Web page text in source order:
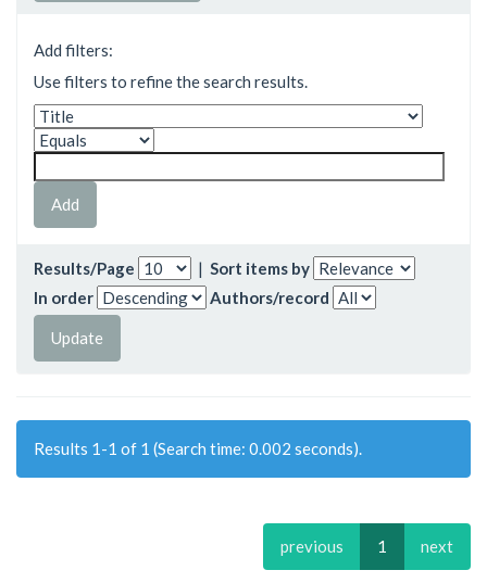
Add filters:
Use filters to refine the search results.
Results/Page | Sort items by
In order
Authors/record
Results 1-1 of 1 (Search time: 0.002 seconds).
previous 1 next